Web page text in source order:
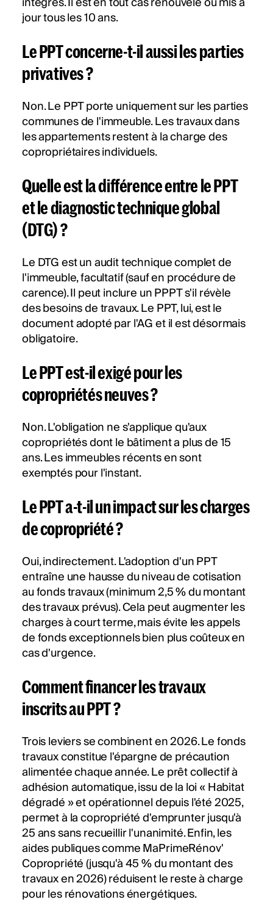
jour tous les 10 ans.
Le PPT concerne-t-il aussi les parties
privatives ?
Non. Le PPT porte uniquement sur les parties
communes de l'immeuble. Les travaux dans
les appartements restent à la charge des
copropriétaires individuels.
Quelle est la différence entre le PPT
et le diagnostic technique global
(DTG) ?
Le DTG est un audit technique complet de
l'immeuble, facultatif (sauf en procédure de
carence). Il peut inclure un PPPT s'il révèle
des besoins de travaux. Le PPT, lui, est le
document adopté par l'AG et il est désormais
obligatoire.
Le PPT est-il exigé pour les
copropriétés neuves ?
Non. L'obligation ne s'applique qu'aux
copropriétés dont le bâtiment a plus de 15
ans. Les immeubles récents en sont
exemptés pour l'instant.
Le PPT a-t-il un impact sur les charges
de copropriété ?
Oui, indirectement. L'adoption d'un PPT
entraîne une hausse du niveau de cotisation
au fonds travaux (minimum 2,5 % du montant
des travaux prévus). Cela peut augmenter les
charges à court terme, mais évite les appels
de fonds exceptionnels bien plus coûteux en
cas d'urgence.
Comment financer les travaux
inscrits au PPT ?
Trois leviers se combinent en 2026. Le fonds
travaux constitue l'épargne de précaution
alimentée chaque année. Le prêt collectif à
adhésion automatique, issu de la loi « Habitat
dégradé » et opérationnel depuis l'été 2025,
permet à la copropriété d'emprunter jusqu'à
25 ans sans recueillir l'unanimité. Enfin, les
aides publiques comme MaPrimeRénov'
Copropriété (jusqu'à 45 % du montant des
travaux en 2026) réduisent le reste à charge
pour les rénovations énergétiques.